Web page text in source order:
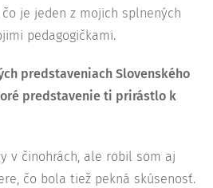
je jeden z mojich splnených
pedagogičkami.
predstaveniach Slovenského
predstavenie ti prirástlo k
v činohrách, ale robil som aj
čo bola tiež pekná skúsenosť.